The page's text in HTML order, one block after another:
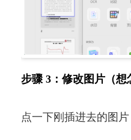
步骤 3：修改图片（想
点一下刚插进去的图